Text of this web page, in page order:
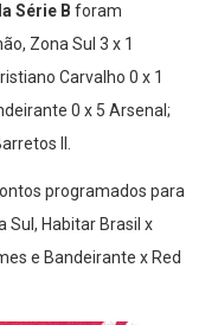
Série B foram
Zona Sul 3 x 1
Carvalho 0 x 1
0 x 5 Arsenal;
II.
programados para
Sul, Habitar Brasil x
e Bandeirante x Red